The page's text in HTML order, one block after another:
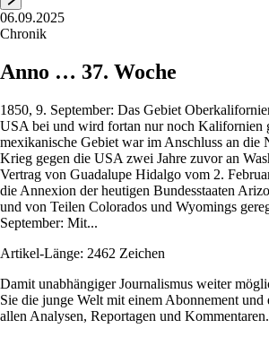
06.09.2025
Chronik
Anno … 37. Woche
1850, 9. September: Das Gebiet
USA bei und wird fortan nur noch Kalifornien
mexikanische Gebiet war im Anschluss an die
Krieg gegen die USA zwei Jahre zuvor an
Vertrag von Guadalupe Hidalgo vom 2.
die Annexion der heutigen Bundesstaaten
und von Teilen Colorados und Wyomings
September: Mit...
Artikel-Länge: 2462 Zeichen
Damit unabhängiger Journalismus weiter
Sie die junge Welt mit einem Abonnement und
allen Analysen, Reportagen und Kommentaren.